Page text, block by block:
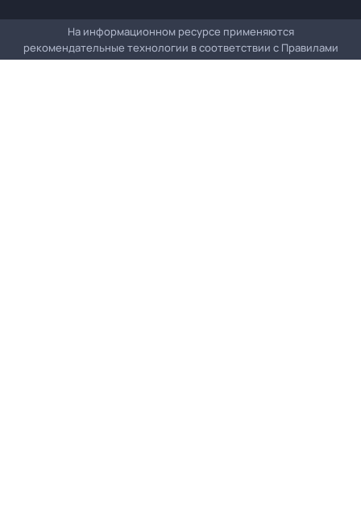
На информационном ресурсе применяются
рекомендательные технологии в соответствии с Правилами